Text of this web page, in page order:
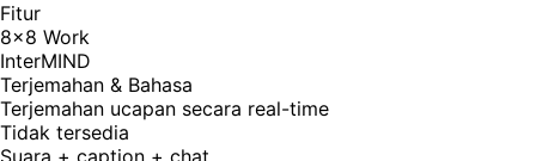
Fitur
8x8 Work
InterMIND
Terjemahan & Bahasa
Terjemahan ucapan secara real-time
Tidak tersedia